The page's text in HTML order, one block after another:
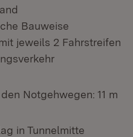
Bauweise
jeweils 2 Fahrstreifen
Notgehwegen: 11 m
in Tunnelmitte